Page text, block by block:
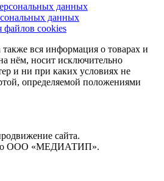
данных
данных
файлов cookies
вся информация о товарах и
нём, носит исключительно
и ни при каких условиях не
определяемой положениями
сайта.
ООО «МЕДИАТИП».